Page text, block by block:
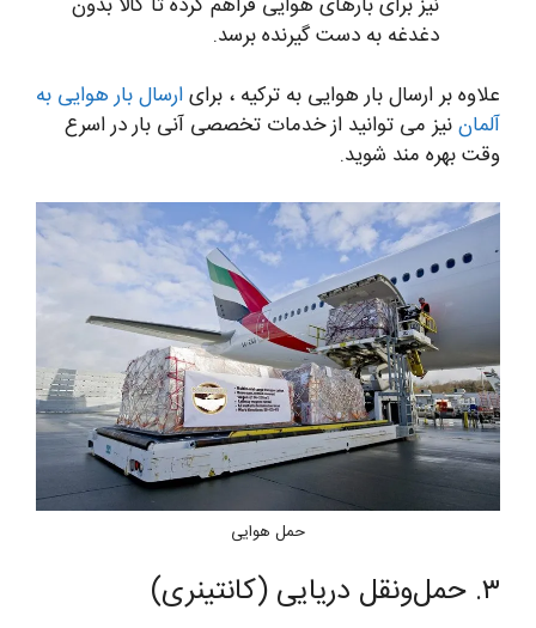
دغدغه به دست گیرنده برسد.
علاوه بر ارسال بار هوایی به ترکیه ، برایارسال بار هوایی به
آلماننیز می توانید از خدمات تخصصی آنی بار در اسرع
وقت بهره مند شوید.
حمل هوایی
۳. حمل‌ونقل دریایی (کانتینری)